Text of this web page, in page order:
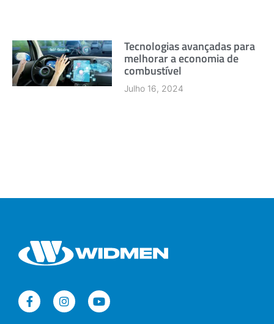
Tecnologias avançadas para
melhorar a economia de
combustível
Julho 16, 2024